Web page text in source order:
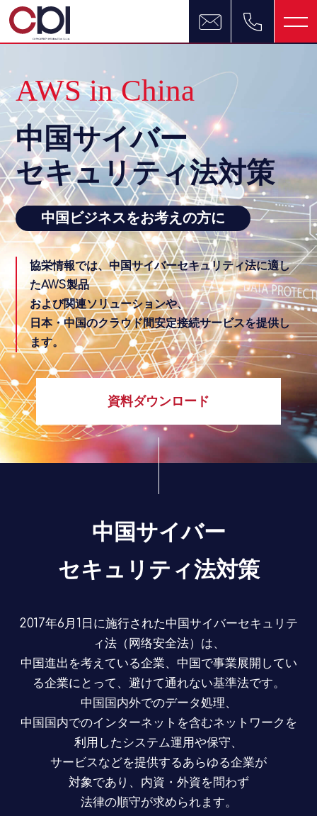
AWS in China
中国サイバー
セキュリティ法対策
中国ビジネスをお考えの方に
協栄情報では、中国サイバーセキュリティ法に適し
たAWS製品
および関連ソリューションや、
日本・中国のクラウド間安定接続サービスを提供し
ます。
資料ダウンロード
中国サイバー
セキュリティ法対策
2017年6月1日に施行された中国サイバーセキュリテ
ィ法（网络安全法）は、
中国進出を考えている企業、中国で事業展開してい
る企業にとって、避けて通れない基準法です。
中国国内外でのデータ処理、
中国国内でのインターネットを含むネットワークを
利用したシステム運用や保守、
サービスなどを提供するあらゆる企業が
対象であり、内資・外資を問わず
法律の順守が求められます。